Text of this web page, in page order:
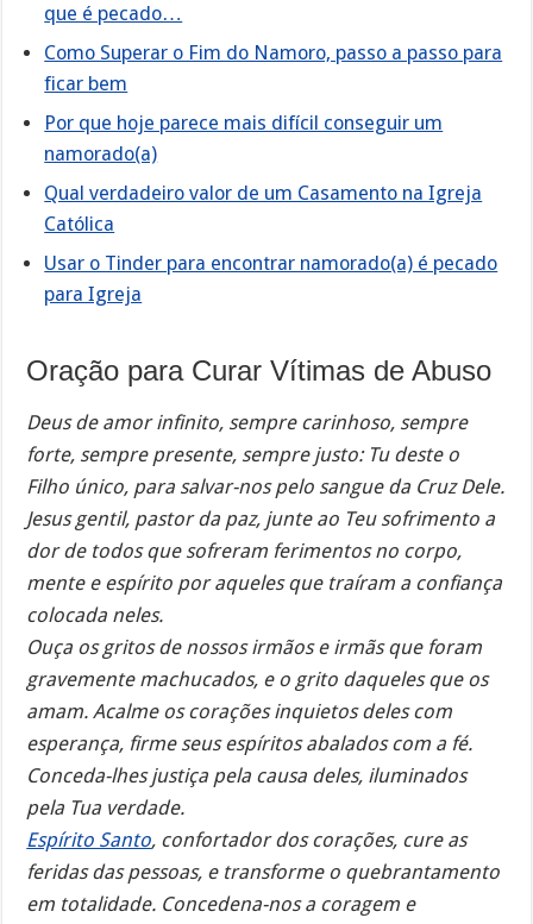
que é pecado…
Como Superar o Fim do Namoro, passo a passo para
ficar bem
Por que hoje parece mais difícil conseguir um
namorado(a)
Qual verdadeiro valor de um Casamento na Igreja
Católica
Usar o Tinder para encontrar namorado(a) é pecado
para Igreja
Oração para Curar Vítimas de Abuso
Deus de amor infinito, sempre carinhoso, sempre
forte, sempre presente, sempre justo: Tu deste o
Filho único, para salvar-nos pelo sangue da Cruz Dele.
Jesus gentil, pastor da paz, junte ao Teu sofrimento a
dor de todos que sofreram ferimentos no corpo,
mente e espírito por aqueles que traíram a confiança
colocada neles.
Ouça os gritos de nossos irmãos e irmãs que foram
gravemente machucados, e o grito daqueles que os
amam. Acalme os corações inquietos deles com
esperança, firme seus espíritos abalados com a fé.
Conceda-lhes justiça pela causa deles, iluminados
pela Tua verdade.
Espírito Santo, confortador dos corações, cure as
feridas das pessoas, e transforme o quebrantamento
em totalidade. Concedena-nos a coragem e